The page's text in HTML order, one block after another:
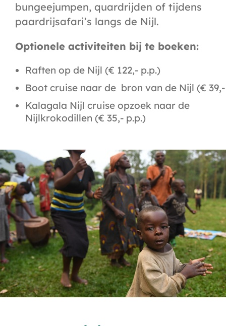
bungeejumpen, quardrijden of tijdens
paardrijsafari’s langs de Nijl.
Optionele activiteiten bij te boeken:
Raften op de Nijl (€ 122,- p.p.)
Boot cruise naar de bron van de Nijl (€
Kalagala Nijl cruise opzoek naar de
Nijlkrokodillen (€ 35,- p.p.)